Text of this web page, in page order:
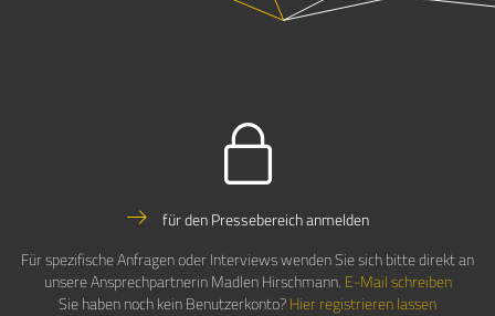
für den Pressebereich anmelden
Für spezifische Anfragen oder Interviews wenden Sie sich bitte direkt an
unsere Ansprechpartnerin Madlen Hirschmann. E-Mail schreiben
Sie haben noch kein Benutzerkonto?Hier registrieren lassen
AUSBILDUNG